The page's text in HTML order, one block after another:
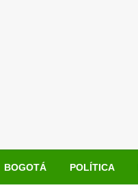
BOGOTÁ POLÍTICA